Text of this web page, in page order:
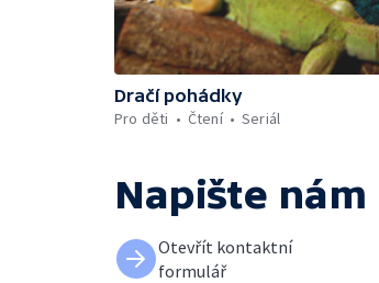
Dračí pohádky
Pro děti
Čtení Seriál
Napište nám
Otevřít kontaktní
formulář